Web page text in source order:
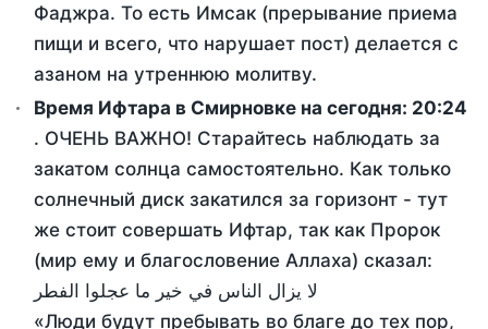
Фаджра. То есть Имсак (прерывание приема
пищи и всего, что нарушает пост) делается с
азаном на утреннюю молитву.
Время Ифтара в Смирновке на сегодня: 20:24
. ОЧЕНЬ ВАЖНО! Старайтесь наблюдать за
закатом солнца самостоятельно. Как только
солнечный диск закатился за горизонт - тут
же стоит совершать Ифтар, так как Пророк
(мир ему и благословение Аллаха) сказал:
لا يزال الناس في خير ما عجلوا الفطر
«Люди будут пребывать во благе до тех пор,